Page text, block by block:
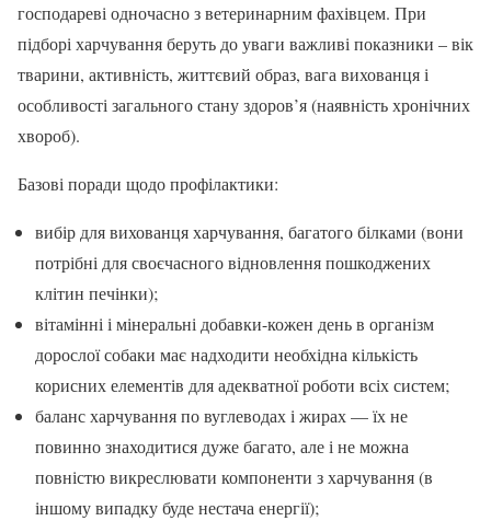
господареві одночасно з ветеринарним фахівцем. При
підборі харчування беруть до уваги важливі показники – вік
тварини, активність, життєвий образ, вага вихованця і
особливості загального стану здоров’я (наявність хронічних
хвороб).
Базові поради щодо профілактики:
вибір для вихованця харчування, багатого білками (вони
потрібні для своєчасного відновлення пошкоджених
клітин печінки);
вітамінні і мінеральні добавки-кожен день в організм
дорослої собаки має надходити необхідна кількість
корисних елементів для адекватної роботи всіх систем;
баланс харчування по вуглеводах і жирах — їх не
повинно знаходитися дуже багато, але і не можна
повністю викреслювати компоненти з харчування (в
іншому випадку буде нестача енергії);